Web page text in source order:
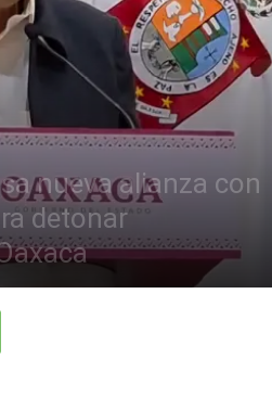
Oaxaca
nueva alianza con
detonar